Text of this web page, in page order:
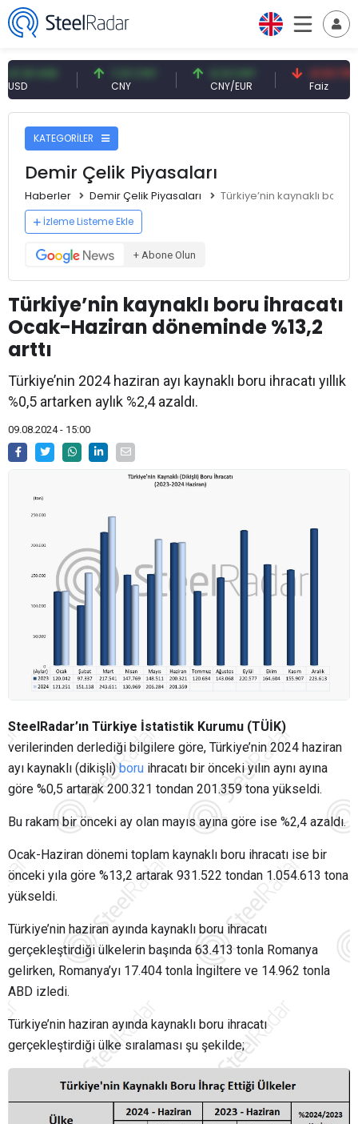
7,10 CNY 0,13 CNY
CNY/EUR
41,53 TRY
KATEGORİLER
Demir Çelik Piyasaları
Haberler Demir Çelik Piyasaları Türkiye’nin kaynaklı boru
İzleme Listeme Ekle
+ Abone Olun
Türkiye’nin kaynaklı boru ihracatı
Ocak-Haziran döneminde %13,2
arttı
Türkiye’nin 2024 haziran ayı kaynaklı boru ihracatı yıllık
%0,5 artarken aylık %2,4 azaldı.
09.08.2024 - 15:00
SteelRadar’ın Türkiye İstatistik Kurumu (TÜİK)
verilerinden derlediği bilgilere göre, Türkiye’nin 2024 haziran
ayı kaynaklı (dikişli)boru ihracatı bir önceki yılın aynı ayına
göre %0,5 artarak 200.321 tondan 201.359 tona yükseldi.
Bu rakam bir önceki ay olan mayıs ayına göre ise %2,4 azaldı.
Ocak-Haziran dönemi toplam kaynaklı boru ihracatı ise bir
önceki yıla göre %13,2 artarak 931.522 tondan 1.054.613 tona
yükseldi.
Türkiye’nin haziran ayında kaynaklı boru ihracatı
gerçekleştirdiği ülkelerin başında 63.413 tonla Romanya
gelirken, Romanya’yı 17.404 tonla İngiltere ve 14.962 tonla
ABD izledi.
Türkiye’nin haziran ayında kaynaklı boru ihracatı
gerçekleştirdiği ülke sıralaması şu şekilde;